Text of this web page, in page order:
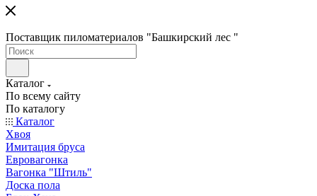
Поставщик пиломатериалов "Башкирский лес "
Каталог
По всему сайту
По каталогу
Каталог
Хвоя
Имитация бруса
Евровагонка
Вагонка "Штиль"
Доска пола